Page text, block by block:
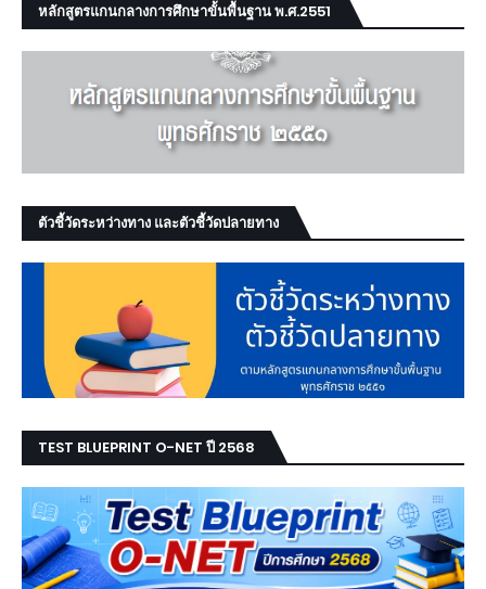
หลักสูตรแกนกลางการศึกษาขั้นพื้นฐาน พ.ศ.2551
ตัวชี้วัดระหว่างทาง และตัวชี้วัดปลายทาง
TEST BLUEPRINT O-NET ปี 2568